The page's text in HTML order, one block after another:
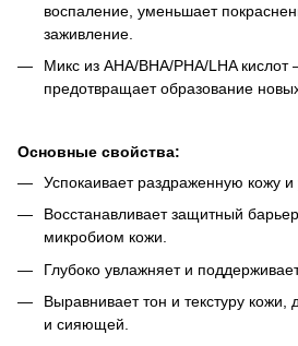
воспаление, уменьшает
заживление.
Микс из AHA/BHA/PHA/LHA
предотвращает образование
Основные свойства:
Успокаивает раздраженную кожу
Восстанавливает защитный
микробиом кожи.
Глубоко увлажняет и
Выравнивает тон и текстуру кожи,
и сияющей.